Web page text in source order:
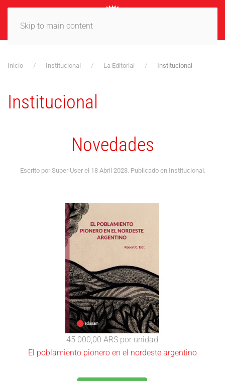
Skip to main content
Inicio Institucional La Editorial Institucional
Institucional
Novedades
Escrito por Super User el 18 Abril 2023. Publicado en Institucional .
45 000,00 ARS por unidad
El poblamiento pionero en el nordeste argentino